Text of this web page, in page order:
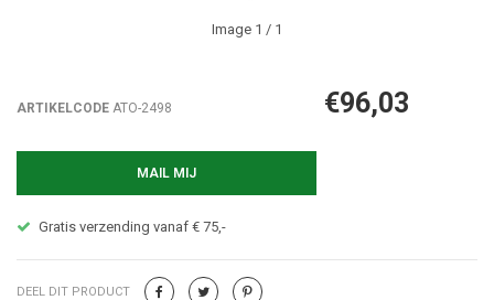
Image 1 / 1
ARTIKELCODE ATO-2498 €96,03
MAIL MIJ
Gratis verzending vanaf € 75,-
DEEL DIT PRODUCT